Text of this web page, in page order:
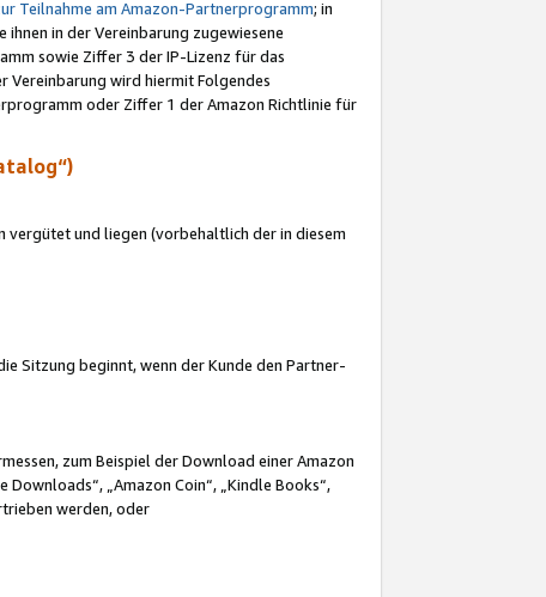
Teilnahme am Amazon-Partnerprogramm; in
in der Vereinbarung zugewiesene
sowie Ziffer 3 der IP-Lizenz für das
Vereinbarung wird hiermit Folgendes
oder Ziffer 1 der Amazon Richtlinie für
und liegen (vorbehaltlich der in diesem
Sitzung beginnt, wenn der Kunde den Partner-
zum Beispiel der Download einer Amazon
Downloads“, „Amazon Coin“, „Kindle Books“,
werden, oder